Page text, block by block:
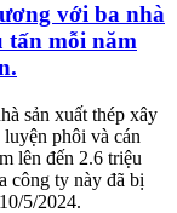
với ba nhà
tấn mỗi năm
sản xuất thép xây
phôi và cán
lên đến 2.6 triệu
công ty này đã bị
5/2024.